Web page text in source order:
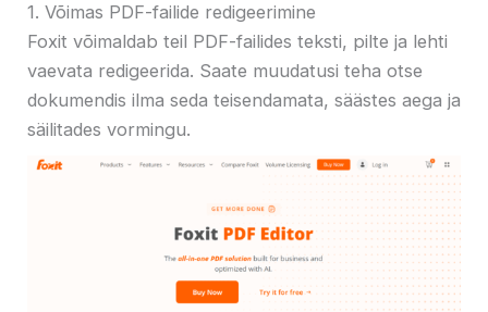
1. Võimas PDF-failide redigeerimine
Foxit võimaldab teil PDF-failides teksti, pilte ja lehti
vaevata redigeerida. Saate muudatusi teha otse
dokumendis ilma seda teisendamata, säästes aega ja
säilitades vormingu.